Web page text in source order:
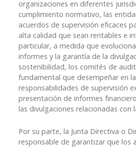
organizaciones en diferentes
cumplimiento normativo, las
acuerdos de supervisión eficaces
alta calidad que sean rentables e
particular, a medida que
informes y la garantía de la
sostenibilidad, los comités de
fundamental que desempeñar en
responsabilidades de supervisión
presentación de informes
las divulgaciones relacionadas con
Por su parte, la Junta Directiva o
responsable de garantizar que los